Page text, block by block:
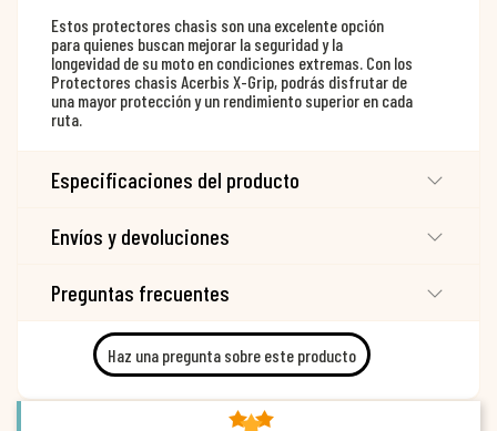
Estos protectores chasis son una excelente opción
para quienes buscan mejorar la seguridad y la
longevidad de su moto en condiciones extremas. Con los
Protectores chasis Acerbis X-Grip, podrás disfrutar de
una mayor protección y un rendimiento superior en cada
ruta.
Especificaciones del producto
Envíos y devoluciones
Preguntas frecuentes
Haz una pregunta sobre este producto